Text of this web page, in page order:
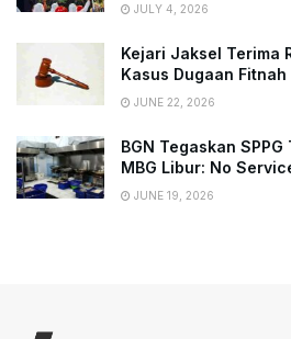
JULY 4, 2026
Kejari Jaksel Terima
Kasus Dugaan
JUNE 22, 2026
BGN Tegaskan
MBG Libur: No
JUNE 19, 2026